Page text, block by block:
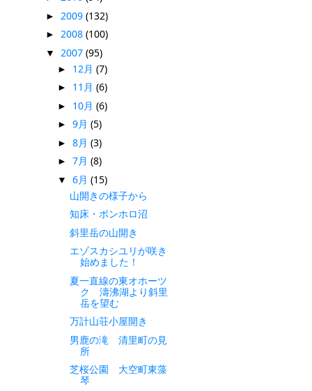
► 2009 (132)
► 2008 (100)
▼ 2007 (95)
► 12月 (7)
► 11月 (6)
► 10月 (6)
► 9月 (5)
► 8月 (3)
► 7月 (8)
▼ 6月 (15)
山開きの様子から
知床・ポンホロ沼
斜里岳の山開き
エゾスカシユリが咲き
始めました！
夏一直線の東オホーツ
ク 濤沸湖より斜里
岳を望む
万計山荘小屋開き
男鹿の滝 清里町の見
所
芝桜公園 大空町東藻
琴